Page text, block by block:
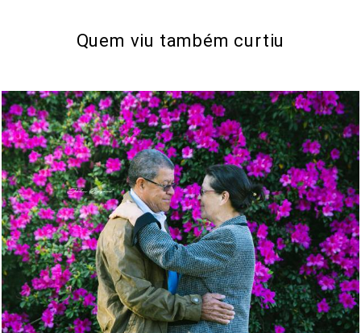
Quem viu também curtiu
5511 89